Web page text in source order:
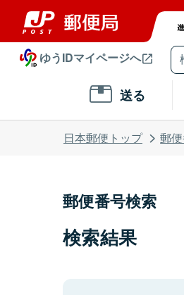
ゆうIDマイページへ
送る
日本郵便トップ 郵
郵便番号検索
検索結果